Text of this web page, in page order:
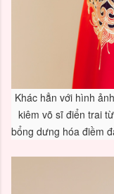
Khác hẳn với hình
kiêm võ sĩ điển trai
bổng dưng hóa điềm